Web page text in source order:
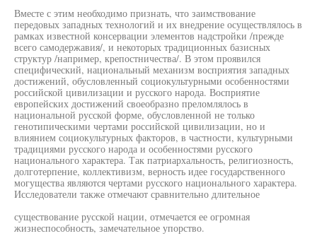
Вместе с этим необходимо признать, что заимствование
передовых западных технологий и их внедрение осуществлялось в
рамках известной консервации элементов надстройки /прежде
всего самодержавия/, и некоторых традиционных базисных
структур /например, крепостничества/. В этом проявился
специфический, национальный механизм восприятия западных
достижений, обусловленный социокультурными особенностями
российской цивилизации и русского народа. Восприятие
европейских достижений своеобразно преломлялось в
национальной русской форме, обусловленной не только
генотипическими чертами российской цивилизации, но и
влиянием социокультурных факторов, в частности, культурными
традициями русского народа и особенностями русского
национального характера. Так патриархальность, религиозность,
долготерпение, коллективизм, верность идее государственного
могущества являются чертами русского национального характера.
Исследователи также отмечают сравнительно длительное
существование русской нации, отмечается ее огромная
жизнеспособность, замечательное упорство.